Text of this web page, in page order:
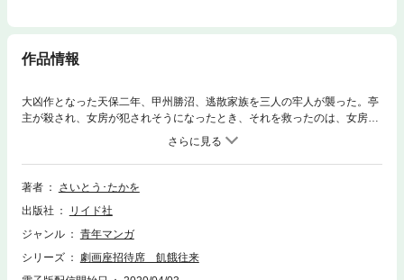
作品情報
大凶作となった天保二年、甲州勝沼、逃散家族を三人の牢人が襲った。亭
主が殺され、女房が犯されそうになったとき、それを救ったのは、女房お
つるの幼馴染で、十五年前、人を殺して村を出奔していた喜三郎だった。
そこへ喜三郎を追ってきたのは尾張藩隠密だった。飢餓状態の廃村で二人
は対決!!
著者
さいとう･たかを
出版社
リイド社
ジャンル
青年マンガ
シリーズ
劇画座招待席 飢餓往来